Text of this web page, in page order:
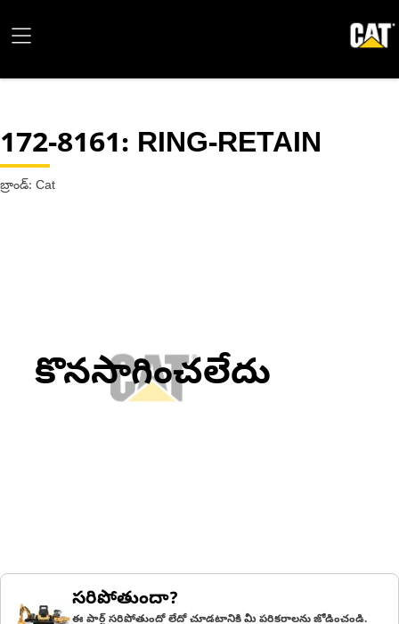
172-8161: RING-RETAIN
బ్రాండ్: Cat
కొనసాగించలేదు
సరిపోతుందా?
ఈ పార్ట్ సరిపోతుందో లేదో చూడటానికి మీ పరికరాలను జోడించండి.